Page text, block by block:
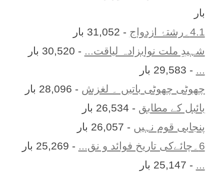
بار
4.1۔رشتۂ ازدواج
- 31,052 بار
شہیدِ ملت نوابزادہ لیاقت... - 30,520 بار
... - 29,583 بار
چھوٹی چھوٹی باتیں ۔ لغزش - 28,096 بار
بائبل کے مطابق - 26,534 بار
پنجابی قوم نہیں - 26,057 بار
6۔چائےکی تاریخ فوائد و نق...
- 25,269 بار
... - 25,147 بار